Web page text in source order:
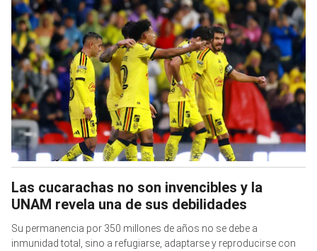
Las cucarachas no son invencibles y la
UNAM revela una de sus debilidades
Su permanencia por 350 millones de años no se debe a
inmunidad total, sino a refugiarse, adaptarse y reproducirse con